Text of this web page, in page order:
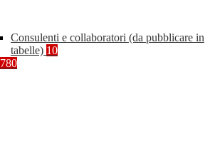
Consulenti e collaboratori (da pubblicare in
tabelle) 10
780